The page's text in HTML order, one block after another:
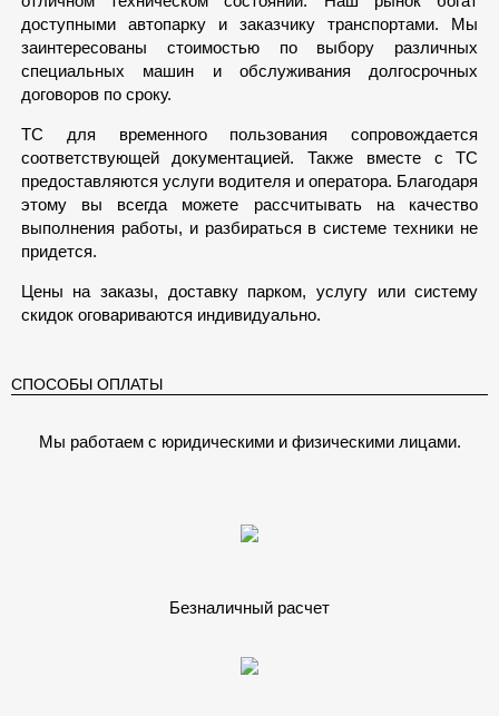
доступными автопарку и заказчику транспортами. Мы
заинтересованы стоимостью по выбору различных
специальных машин и обслуживания долгосрочных
договоров по сроку.
ТС для временного пользования сопровождается
соответствующей документацией. Также вместе с ТС
предоставляются услуги водителя и оператора. Благодаря
этому вы всегда можете рассчитывать на качество
выполнения работы, и разбираться в системе техники не
придется.
Цены на заказы, доставку парком, услугу или систему
скидок оговариваются индивидуально.
СПОСОБЫ ОПЛАТЫ
Мы работаем с юридическими и физическими лицами.
Безналичный расчет